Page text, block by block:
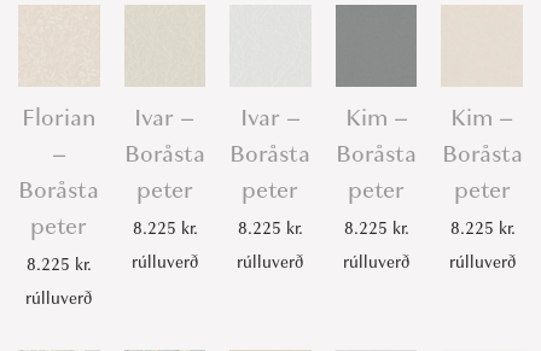
Florian
–
Boråsta
peter
8.225 kr.
rúlluverð
Ivar –
Boråsta
peter
8.225 kr.
rúlluverð
Ivar –
Boråsta
peter
8.225 kr.
rúlluverð
Kim –
Boråsta
peter
8.225 kr.
rúlluverð
Kim –
Boråsta
peter
8.225 kr.
rúlluverð